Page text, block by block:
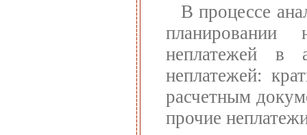
В процессе
планировании
неплатежей в
неплатежей:
расчетным
прочие